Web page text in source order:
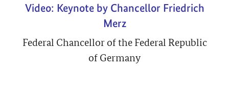
Video: Keynote by Chancellor Friedrich
Merz
Federal Chancellor of the Federal Republic
of Germany